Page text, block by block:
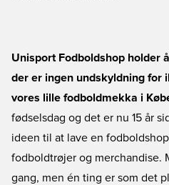
Unisport Fodboldshop holder
der er ingen undskyldning for
vores lille fodboldmekka i
fødselsdag og det er nu 15 år
ideen til at lave en
fodboldtrøjer og merchandise.
gang, men én ting er som det